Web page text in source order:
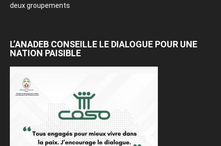
deux groupements
L’ANADEB CONSEILLE LE DIALOGUE POUR UNE
NATION PAISIBLE